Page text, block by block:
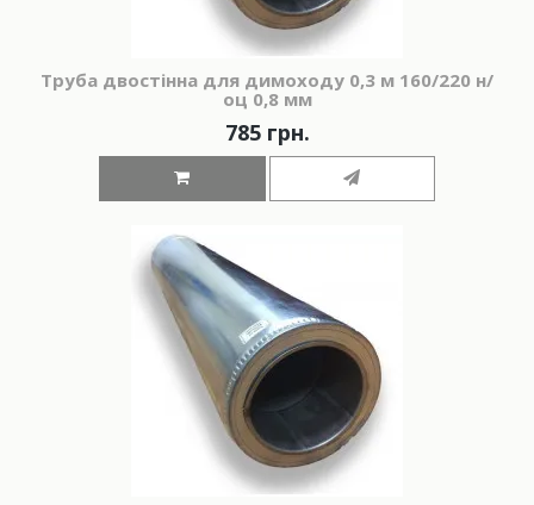
Труба двостінна для димоходу 0,3 м 160/220 н/
оц 0,8 мм
785 грн.